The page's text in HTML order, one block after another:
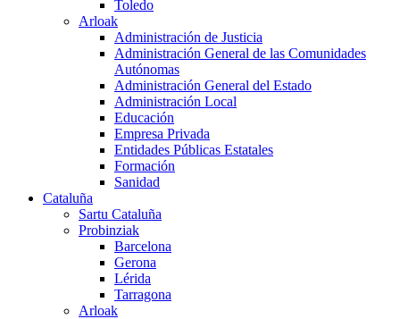
Toledo
Arloak
Administración de Justicia
Administración General de las Comunidades
Autónomas
Administración General del Estado
Administración Local
Educación
Empresa Privada
Entidades Públicas Estatales
Formación
Sanidad
Cataluña
Sartu Cataluña
Probinziak
Barcelona
Gerona
Lérida
Tarragona
Arloak